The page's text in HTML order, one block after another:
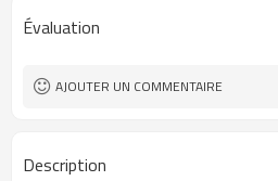
Degré de protection :
Certifications:
Évaluation
AJOUTER UN COMMENTAIRE
Description